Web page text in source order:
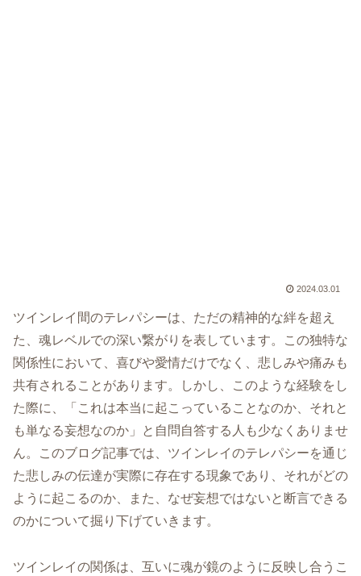
2024.03.01
ツインレイ間のテレパシーは、ただの精神的な絆を超え
た、魂レベルでの深い繋がりを表しています。この独特な
関係性において、喜びや愛情だけでなく、悲しみや痛みも
共有されることがあります。しかし、このような経験をし
た際に、「これは本当に起こっていることなのか、それと
も単なる妄想なのか」と自問自答する人も少なくありませ
ん。このブログ記事では、ツインレイのテレパシーを通じ
た悲しみの伝達が実際に存在する現象であり、それがどの
ように起こるのか、また、なぜ妄想ではないと断言できる
のかについて掘り下げていきます。
ツインレイの関係は、互いに魂が鏡のように反映し合うこ